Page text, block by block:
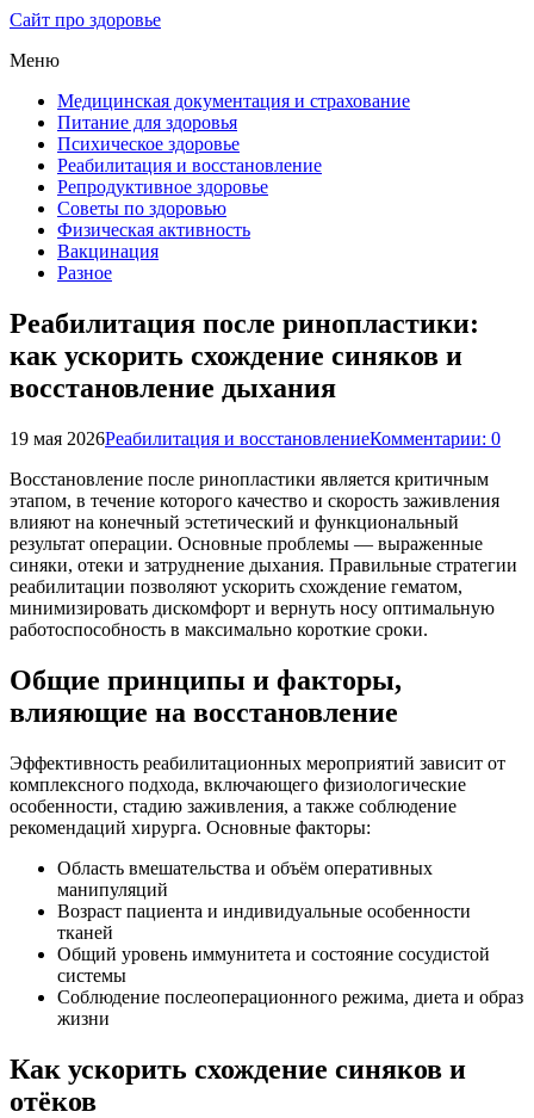
Сайт про здоровье
Меню
Медицинская документация и страхование
Питание для здоровья
Психическое здоровье
Реабилитация и восстановление
Репродуктивное здоровье
Советы по здоровью
Физическая активность
Вакцинация
Разное
Реабилитация после ринопластики:
как ускорить схождение синяков и
восстановление дыхания
19 мая 2026Реабилитация и восстановлениеКомментарии: 0
Восстановление после ринопластики является критичным
этапом, в течение которого качество и скорость заживления
влияют на конечный эстетический и функциональный
результат операции. Основные проблемы — выраженные
синяки, отеки и затруднение дыхания. Правильные стратегии
реабилитации позволяют ускорить схождение гематом,
минимизировать дискомфорт и вернуть носу оптимальную
работоспособность в максимально короткие сроки.
Общие принципы и факторы,
влияющие на восстановление
Эффективность реабилитационных мероприятий зависит от
комплексного подхода, включающего физиологические
особенности, стадию заживления, а также соблюдение
рекомендаций хирурга. Основные факторы:
Область вмешательства и объём оперативных
манипуляций
Возраст пациента и индивидуальные особенности
тканей
Общий уровень иммунитета и состояние сосудистой
системы
Соблюдение послеоперационного режима, диета и образ
жизни
Как ускорить схождение синяков и
отёков